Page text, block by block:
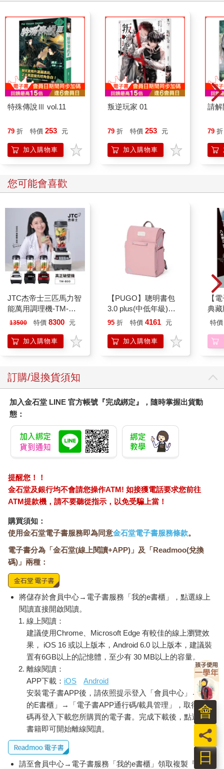
特殊傳說Ⅲ vol.11
79 折 特價 253 元
加入購物車
叛逆玩家 01
79 折 特價 253 元
加入購物車
請解
79 折
您可能會喜歡
JTC杰帝士三匹馬力智
能萬用調理機-TM-
800-黑-公司貨(真正破
13500 特價 8300 元
加入購物車
【PUGO】聰明書包
3.0 plus(中低年級)藕
粉 全新進化玩美上市
95 折 特價 4161 元
加入購物車
【
典藏
特價
訂購/退換貨須知
加入金石堂 LINE 官方帳號『完成綁定』，隨時掌握出貨動
態：
提醒您！！
金石堂及銀行均不會請您操作ATM! 如接獲電話要求您前往
ATM提款機，請不要聽從指示，以免受騙上當！
購買須知：
使用金石堂電子書服務即為同意金石堂電子書服務條款。
電子書分為「金石堂(線上閱讀+APP)」及「Readmoo(兌換
碼)」兩種：
將儲存於會員中心→電子書服務「我的e書櫃」，點選線上
閱讀直接開啟閱讀。
線上閱讀：
建議使用Chrome、Microsoft Edge 有較佳的線上瀏覽效
果， iOS 16 或以上版本，Android 6.0 以上版本，建議裝
置有6GB以上的記憶體，至少有 30 MB以上的容量。
離線閱讀：
APP下載： iOS
Android
安裝電子書APP後，請依照提示登入「會員中心」→「我
的E書櫃」→「電子書APP通行碼/載具管理」，取得通行
碼再登入下載您所購買的電子書。完成下載後，點選任一
書籍即可開始離線閱讀。
請至會員中心→電子書服務「我的e書櫃」領取複製『兌換
日
員
會